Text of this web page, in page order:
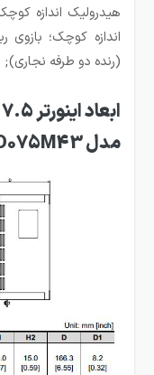
هیدرولیک اندازه
اندازه کوچک؛
(رنده دو طرفه نجاری);
مدل VFD075M43